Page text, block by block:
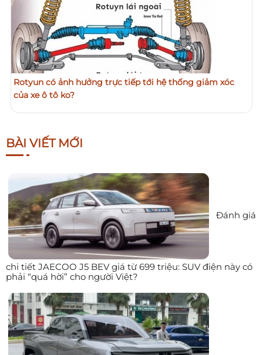
Rotyun có ảnh hưởng trực tiếp tới hệ thống giảm xóc
của xe ô tô ko?
BÀI VIẾT MỚI
Đánh giá
chi tiết JAECOO J5 BEV giá từ 699 triệu: SUV điện này có
phải “quá hời” cho người Việt?